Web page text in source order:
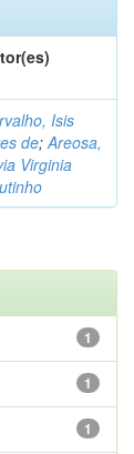
Isis
de;Areosa,
Virginia
1
1
1